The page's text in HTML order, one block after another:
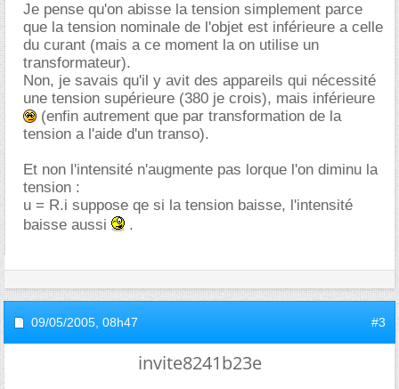
Je pense qu'on abisse la tension simplement parce
que la tension nominale de l'objet est inférieure a celle
du curant (mais a ce moment la on utilise un
transformateur).
Non, je savais qu'il y avit des appareils qui nécessité
une tension supérieure (380 je crois), mais inférieure
(enfin autrement que par transformation de la
tension a l'aide d'un transo).
Et non l'intensité n'augmente pas lorque l'on diminu la
tension :
u = R.i suppose qe si la tension baisse, l'intensité
baisse aussi
.
09/05/2005, 08h47 #3
invite8241b23e